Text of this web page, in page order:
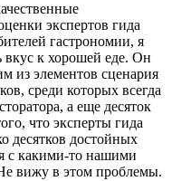
экспертов гида
гастрономии, я
вкус к хорошей еде. Он
из элементов сценария
среди которых всегда
а еще десяток
что эксперты гида
десятков достойных
с какими-то нашими
вижу в этом проблемы.